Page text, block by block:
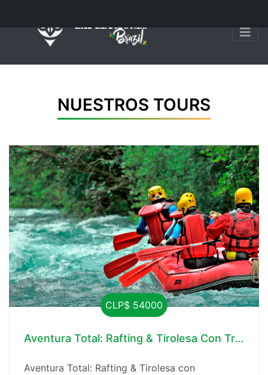
NUESTROS TOURS
CLP$ 54000
Aventura Total: Rafting & Tirolesa Con
Aventura Total: Rafting & Tirolesa con